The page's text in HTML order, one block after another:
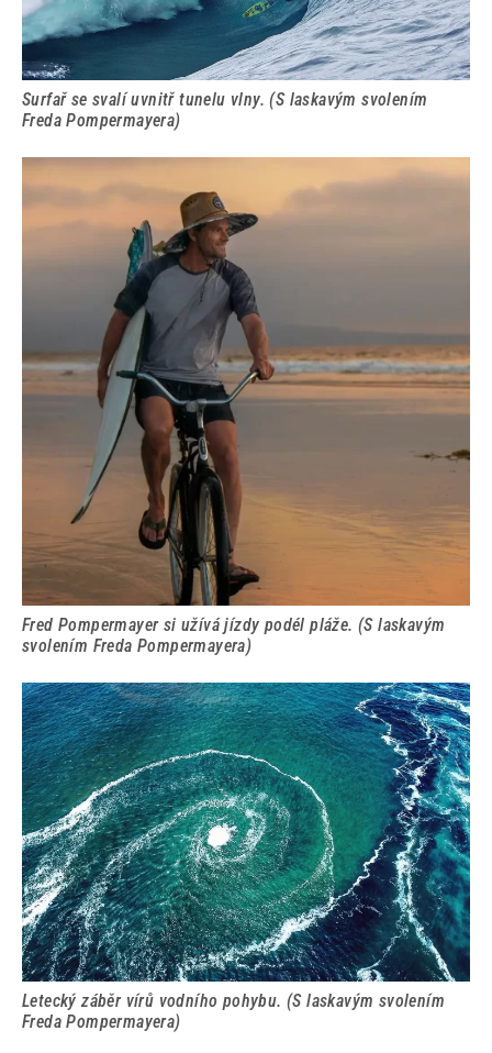
Surfař se svalí uvnitř tunelu vlny. (S laskavým svolením
Freda Pompermayera)
Fred Pompermayer si užívá jízdy podél pláže. (S laskavým
svolením Freda Pompermayera)
Letecký záběr vírů vodního pohybu. (S laskavým svolením
Freda Pompermayera)